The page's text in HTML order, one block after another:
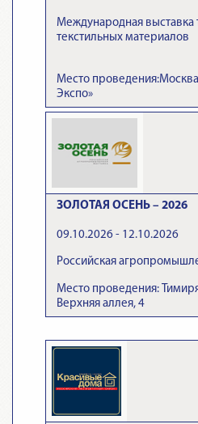
Международная выставка
текстильных материалов
Место
Экспо»
ЗОЛОТАЯ ОСЕНЬ – 2026
09.10.2026 - 12.10.2026
Российская
Место проведения:
Верхняя аллея, 4